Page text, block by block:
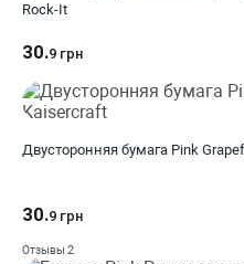
Rock-It
30.9 грн
Двусторонняя бумага Pink
30.9 грн
Отзывы 2